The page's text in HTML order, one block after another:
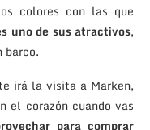
colores con las que
uno de sus atractivos,
barco.
irá la visita a Marken,
el corazón cuando vas
para comprar